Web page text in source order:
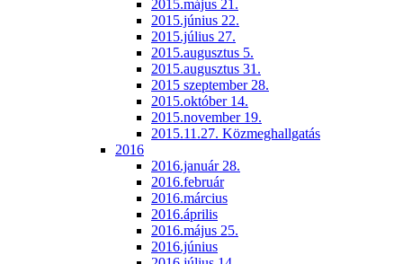
2015.május 21.
2015.június 22.
2015.július 27.
2015.augusztus 5.
2015.augusztus 31.
2015 szeptember 28.
2015.október 14.
2015.november 19.
2015.11.27. Közmeghallgatás
2016
2016.január 28.
2016.február
2016.március
2016.április
2016.május 25.
2016.június